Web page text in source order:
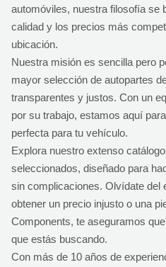
automóviles, nuestra filosofía se
calidad y los precios más
ubicación.
Nuestra misión es sencilla pero
mayor selección de autopartes
transparentes y justos. Con un
por su trabajo, estamos aquí
perfecta para tu vehículo.
Explora nuestro extenso
seleccionados, diseñado para
sin complicaciones. Olvídate del
obtener un precio injusto o una
Components, te aseguramos
que estás buscando.
Con más de 10 años de